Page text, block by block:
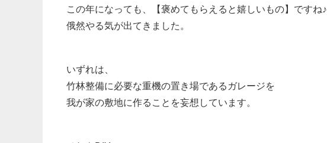
この年になっても、【褒めてもらえると嬉しいもの】ですね♪
俄然やる気が出てきました。
いずれは、
竹林整備に必要な重機の置き場であるガレージを
我が家の敷地に作ることを妄想しています。